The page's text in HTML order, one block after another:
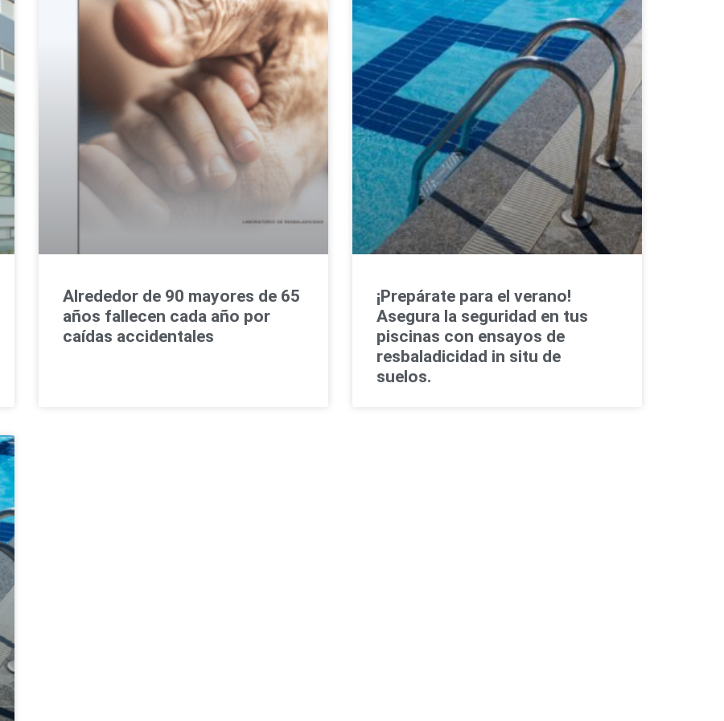
Alrededor de 90 mayores de 65
años fallecen cada año por
caídas accidentales
¡Prepárate para el verano!
Asegura la seguridad en tus
piscinas con ensayos de
resbaladicidad in situ de
suelos.